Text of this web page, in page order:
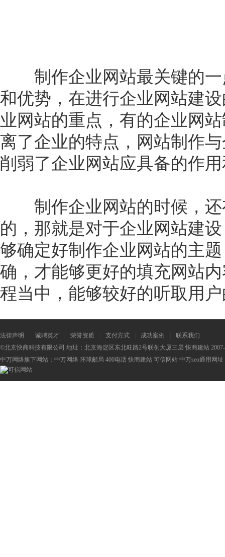
制作企业网站最关键的一
和优势，在进行企业网站建
业网站的重点，有的企业网
离了企业的特点，网站制作
削弱了企业网站应具备的作
制作企业网站的时候，还
的，那就是对于企业网站建
够确定好制作企业网站的主
确，才能够更好的填充网站
程当中，能够较好的听取用
法律声明 诚聘英才 荣誉资质 支付方式 成功案例
联系我们
©北京快商科技有限公司 地址：北京海淀区东北旺路2号联创大厦三层 快商建站
中万网络旗下网站： 中万网络 环球邮局 400电话 快商建站 可信网站 中万seo通用网址